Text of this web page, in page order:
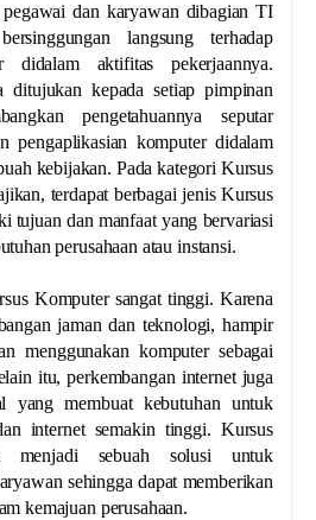
dan karyawan dibagian TI
langsung terhadap
didalam aktifitas pekerjaannya.
ditujukan kepada setiap pimpinan
pengetahuannya seputar
pengaplikasian komputer didalam
kebijakan. Pada kategori Kursus
terdapat berbagai jenis Kursus
tujuan dan manfaat yang bervariasi
perusahaan atau instansi.
Komputer sangat tinggi. Karena
jaman dan teknologi, hampir
menggunakan komputer sebagai
itu, perkembangan internet juga
yang membuat kebutuhan untuk
internet semakin tinggi. Kursus
menjadi sebuah solusi untuk
sehingga dapat memberikan
kemajuan perusahaan.